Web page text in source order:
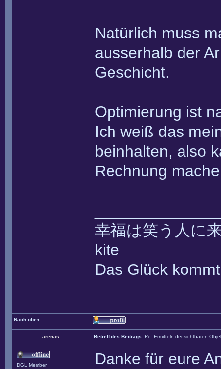
Natürlich muss
ausserhalb der
Geschicht.
Optimierung ist
Ich weiß das
beinhalten, also
Rechnung
幸福は笑う人に
kite
Das Glück
Nach oben
arenas Betreff des Beitrags: Re: Ermitteln der sichtbaren
DGL Member
Danke für eure